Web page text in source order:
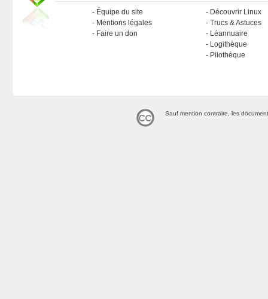
Équipe du site
Mentions légales
Faire un don
Découvrir Linux
Trucs & Astuces
Léannuaire
Logithèque
Pilothèque
Sauf mention contraire, les